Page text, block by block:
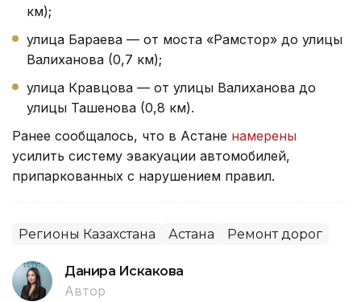
км);
улица Бараева — от моста «Рамстор» до улицы
Валиханова (0,7 км);
улица Кравцова — от улицы Валиханова до
улицы Ташенова (0,8 км).
Ранее сообщалось, что в Астане намерены
усилить систему эвакуации автомобилей,
припаркованных с нарушением правил.
Регионы Казахстана Астана Ремонт дорог
Данира Искакова
Автор